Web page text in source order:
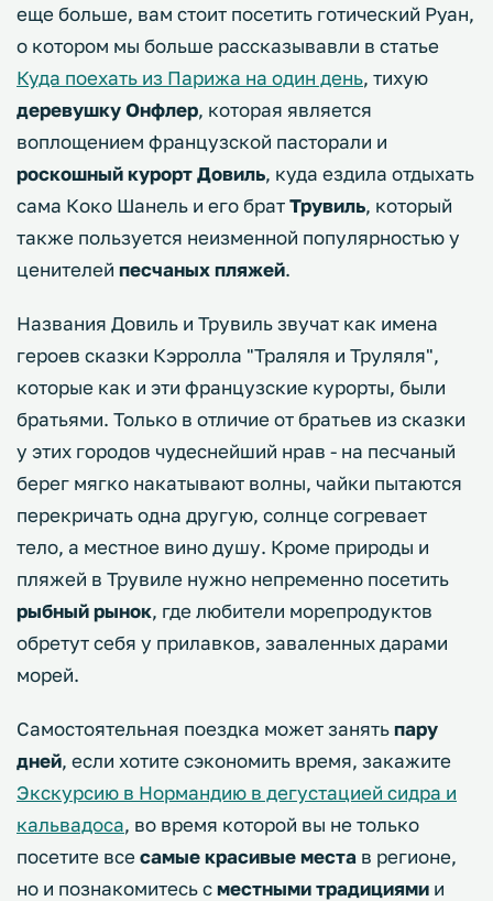
еще больше, вам стоит посетить готический Руан,
о котором мы больше рассказывавли в статье
Куда поехать из Парижа на один день, тихую
деревушку Онфлер, которая является
воплощением французской пасторали и
роскошный курорт Довиль, куда ездила отдыхать
сама Коко Шанель и его братТрувиль, который
также пользуется неизменной популярностью у
ценителей песчаных пляжей.
Названия Довиль и Трувиль звучат как имена
героев сказки Кэрролла "Траляля и Труляля",
которые как и эти французские курорты, были
братьями. Только в отличие от братьев из сказки
у этих городов чудеснейший нрав - на песчаный
берег мягко накатывают волны, чайки пытаются
перекричать одна другую, солнце согревает
тело, а местное вино душу. Кроме природы и
пляжей в Трувиле нужно непременно посетить
рыбный рынок, где любители морепродуктов
обретут себя у прилавков, заваленных дарами
морей.
Самостоятельная поездка может занятьпару
дней, если хотите сэкономить время, закажите
Экскурсию в Нормандию в дегустацией сидра и
кальвадоса, во время которой вы не только
посетите все самые красивые места в регионе,
но и познакомитесь сместными традициями и